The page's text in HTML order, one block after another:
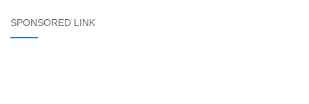
SPONSORED LINK